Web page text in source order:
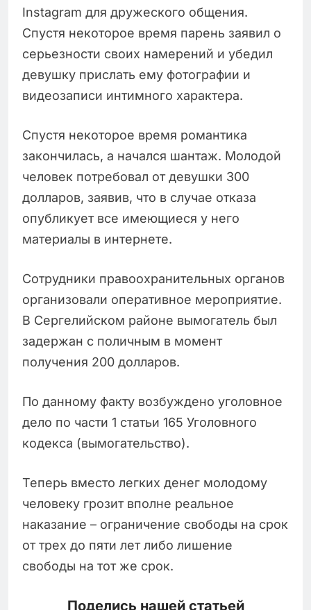
Instagram для дружеского общения.
Спустя некоторое время парень заявил о
серьезности своих намерений и убедил
девушку прислать ему фотографии и
видеозаписи интимного характера.
Спустя некоторое время романтика
закончилась, а начался шантаж. Молодой
человек потребовал от девушки 300
долларов, заявив, что в случае отказа
опубликует все имеющиеся у него
материалы в интернете.
Сотрудники правоохранительных органов
организовали оперативное мероприятие.
В Сергелийском районе вымогатель был
задержан с поличным в момент
получения 200 долларов.
По данному факту возбуждено уголовное
дело по части 1 статьи 165 Уголовного
кодекса (вымогательство).
Теперь вместо легких денег молодому
человеку грозит вполне реальное
наказание – ограничение свободы на срок
от трех до пяти лет либо лишение
свободы на тот же срок.
Поделись нашей статьей